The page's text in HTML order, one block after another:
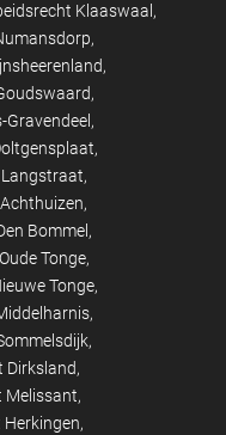
Klaaswaal
Bommel
Tonge
Tonge
Dirksland
Melissant